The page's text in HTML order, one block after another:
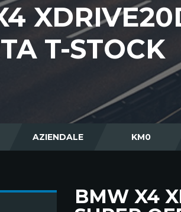
T-STOCK
AZIENDALE KM0
BMW X4